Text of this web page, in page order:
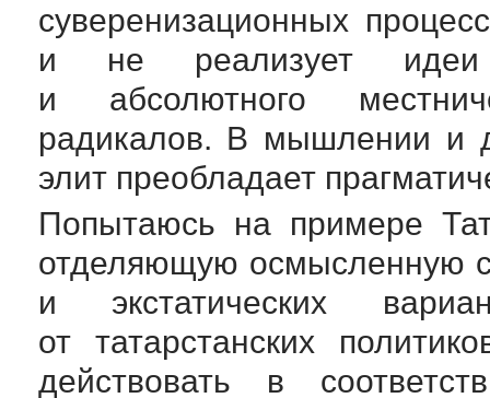
суверенизационных
и не реализует идеи
и абсолютного
радикалов. В мышлении и
элит преобладает
Попытаюсь на примере
отделяющую осмысленную
и экстатических
от татарстанских
действовать в